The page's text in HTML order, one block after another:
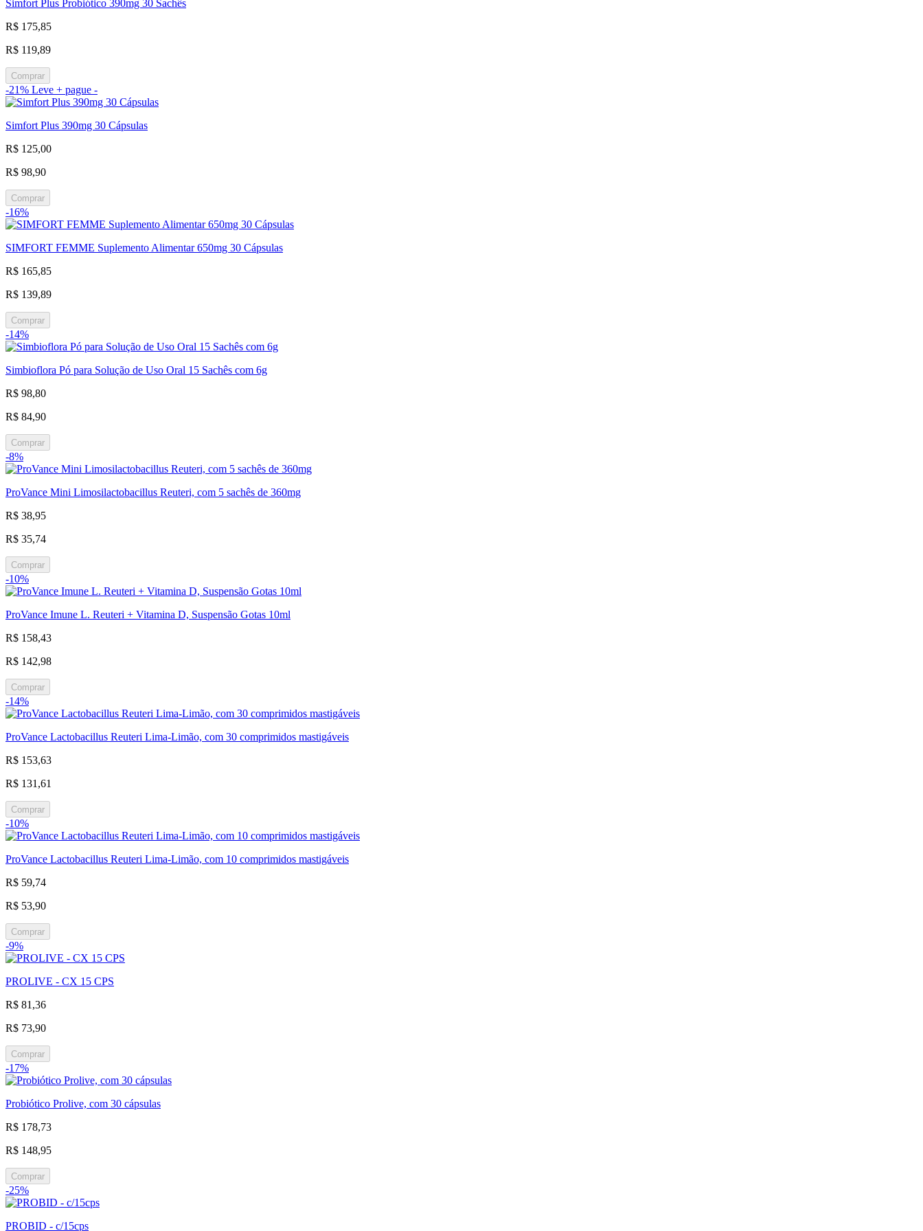
Simfort Plus Probiótico 390mg 30 Sachês
R$ 175,85
R$ 119,89
Comprar
-21% Leve + pague -
Simfort Plus 390mg 30 Cápsulas
R$ 125,00
R$ 98,90
Comprar
-16%
SIMFORT FEMME Suplemento Alimentar 650mg 30 Cápsulas
R$ 165,85
R$ 139,89
Comprar
-14%
Simbioflora Pó para Solução de Uso Oral 15 Sachês com 6g
R$ 98,80
R$ 84,90
Comprar
-8%
ProVance Mini Limosilactobacillus Reuteri, com 5 sachês de 360mg
R$ 38,95
R$ 35,74
Comprar
-10%
ProVance Imune L. Reuteri + Vitamina D, Suspensão Gotas 10ml
R$ 158,43
R$ 142,98
Comprar
-14%
ProVance Lactobacillus Reuteri Lima-Limão, com 30 comprimidos mastigáveis
R$ 153,63
R$ 131,61
Comprar
-10%
ProVance Lactobacillus Reuteri Lima-Limão, com 10 comprimidos mastigáveis
R$ 59,74
R$ 53,90
Comprar
-9%
PROLIVE - CX 15 CPS
R$ 81,36
R$ 73,90
Comprar
-17%
Probiótico Prolive, com 30 cápsulas
R$ 178,73
R$ 148,95
Comprar
-25%
PROBID - c/15cps